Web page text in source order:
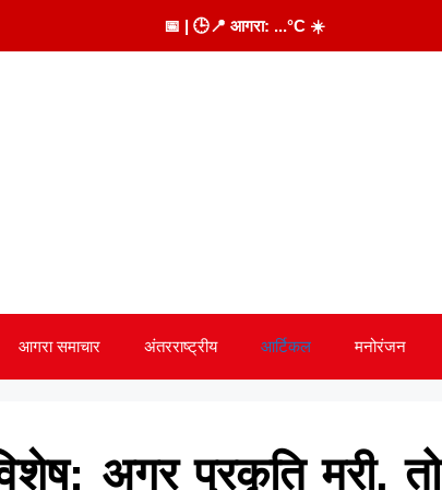
📅 | 🕒📍 आगरा: ...°C ☀️
आगरा समाचार अंतरराष्ट्रीय आर्टिकल मनोरंजन
अगर प्रकृति मरी, तो